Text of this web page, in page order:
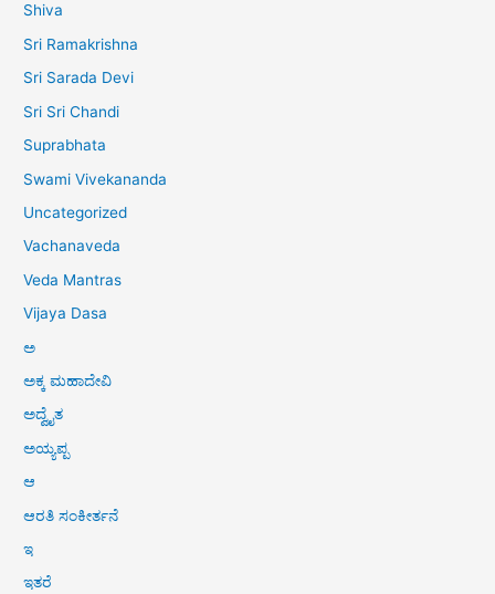
Shiva
Sri Ramakrishna
Sri Sarada Devi
Sri Sri Chandi
Suprabhata
Swami Vivekananda
Uncategorized
Vachanaveda
Veda Mantras
Vijaya Dasa
ಅ
ಅಕ್ಕ ಮಹಾದೇವಿ
ಅದ್ವೈತ
ಅಯ್ಯಪ್ಪ
ಆ
ಆರತಿ ಸಂಕೀರ್ತನೆ
ಇ
ಇತರೆ